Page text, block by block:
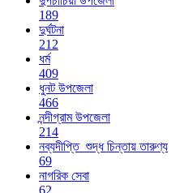
189
দুর্ঘটনা
212
ধর্ম
409
ধুনট উপজেলা
466
নন্দীগ্রাম উপজেলা
214
নব্যদীপ্তি_শুদ্ধ চিন্তায় তারুণ্য
69
নাগরিক সেবা